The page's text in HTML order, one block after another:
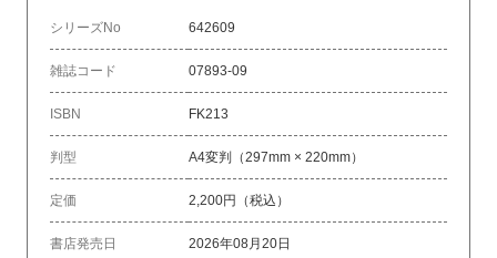
シリーズNo 642609
雑誌コード 07893-09
ISBN FK213
判型 A4変判（297mm × 220mm）
定価 2,200円（税込）
書店発売日 2026年08月20日